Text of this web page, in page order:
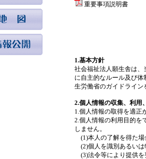
重要事項説明書
1.基本方針
社会福祉法人願生舎は
に自主的なルール及び
生労働省のガイドライ
2.個人情報の収集、利用
1.個人情報の取得を適正
2.個人情報の利用目的を
しません。
(1)本人の了解を得た場
(2)個人を識別あるいは
(3)法令等により提供を